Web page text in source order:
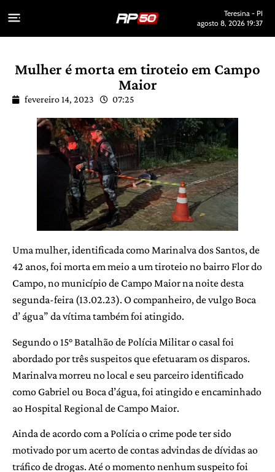
Teresina - PI
agosto 8, 2026 19:37
Mulher é morta em tiroteio em Campo
Maior
fevereiro 14, 2023 07:25
Uma mulher, identificada como Marinalva dos Santos, de
42 anos, foi morta em meio a um tiroteio no bairro Flor do
Campo, no município de Campo Maior na noite desta
segunda-feira (13.02.23). O companheiro, de vulgo Boca
d’ água” da vítima também foi atingido.
Segundo o 15° Batalhão de Polícia Militar o casal foi
abordado por três suspeitos que efetuaram os disparos.
Marinalva morreu no local e seu parceiro identificado
como Gabriel ou Boca d’água, foi atingido e encaminhado
ao Hospital Regional de Campo Maior.
Ainda de acordo com a Polícia o crime pode ter sido
motivado por um acerto de contas advindas de dívidas ao
tráfico de drogas. Até o momento nenhum suspeito foi